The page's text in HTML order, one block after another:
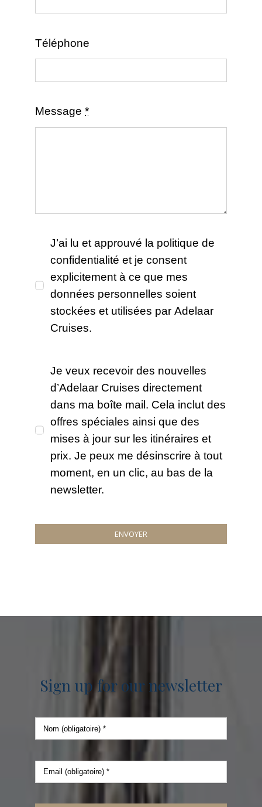
Téléphone
Message *
J’ai lu et approuvé la politique de
confidentialité et je consent
explicitement à ce que mes
données personnelles soient
stockées et utilisées par Adelaar
Cruises.
Je veux recevoir des nouvelles
d’Adelaar Cruises directement
dans ma boîte mail. Cela inclut des
offres spéciales ainsi que des
mises à jour sur les itinéraires et
prix. Je peux me désinscrire à tout
moment, en un clic, au bas de la
newsletter.
ENVOYER
Sign up for our newsletter